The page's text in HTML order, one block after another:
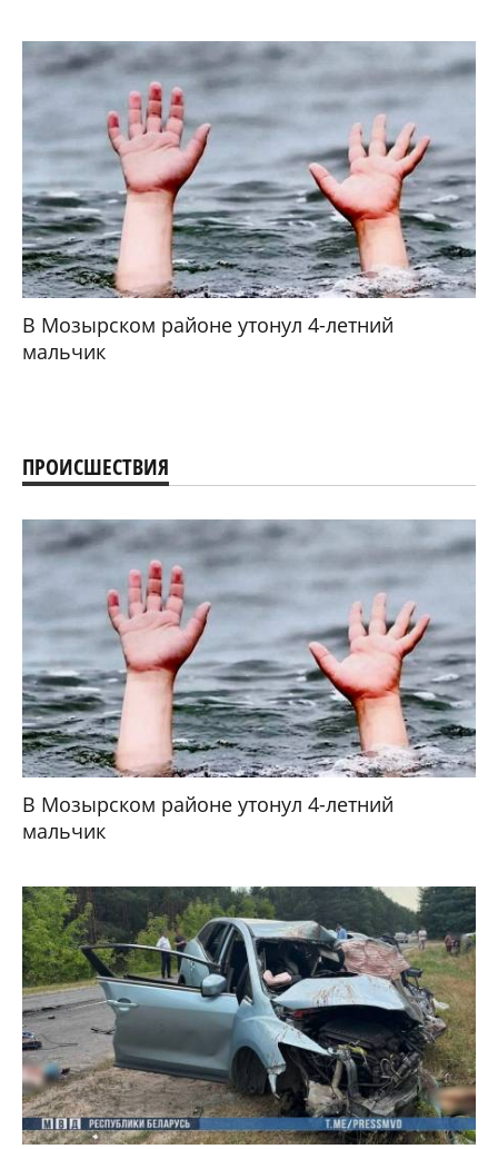
В Мозырском районе утонул 4-летний
мальчик
ПРОИСШЕСТВИЯ
В Мозырском районе утонул 4-летний
мальчик